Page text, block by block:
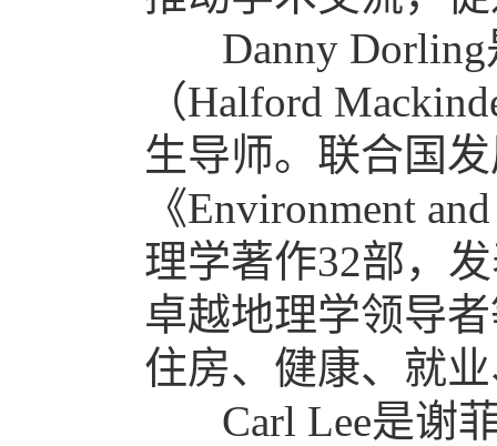
Danny
（Halford
生导师。联合国
《Environment
理学著作32部，
卓越地理学领导
住房、健康、就
Carl Lee是谢